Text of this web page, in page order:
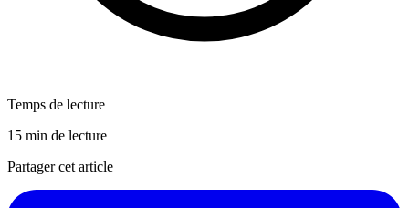
Temps de lecture
15 min de lecture
Partager cet article